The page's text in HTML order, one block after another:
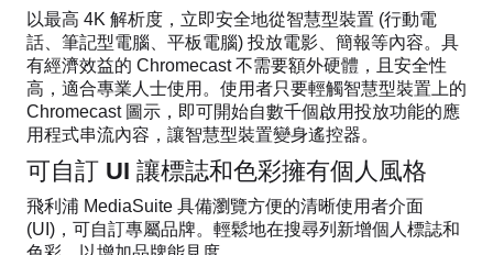
以最高 4K 解析度，立即安全地從智慧型裝置 (行動電
話、筆記型電腦、平板電腦) 投放電影、簡報等內容。具
有經濟效益的 Chromecast 不需要額外硬體，且安全性
高，適合專業人士使用。使用者只要輕觸智慧型裝置上的
Chromecast 圖示，即可開始自數千個啟用投放功能的應
用程式串流內容，讓智慧型裝置變身遙控器。
可自訂 UI 讓標誌和色彩擁有個人風格
飛利浦 MediaSuite 具備瀏覽方便的清晰使用者介面
(UI)，可自訂專屬品牌。輕鬆地在搜尋列新增個人標誌和